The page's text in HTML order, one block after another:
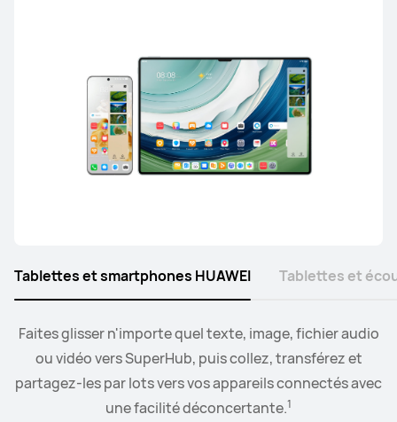
Faites glisser n'importe quel texte, image, fichier audio
ou vidéo vers SuperHub, puis collez, transférez et
partagez-les par lots vers vos appareils connectés avec
une facilité déconcertante.1
Lorsque les écouteurs sont connectés à des appareils
EMUI,2vous pouvez commuter l'audio entre plus de
deux appareils.
Le mode collaboratif vous permet de glisser-déposer
des images, du texte, des documents, entre votre PC et
votre tablette.3
Tablettes et smartphones HUAWEI Tablettes et